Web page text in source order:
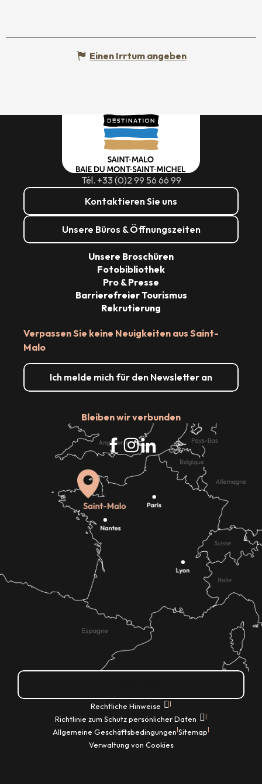
Einen Irrtum angeben
Tél. +33 (0)2 99 56 66 99
Kontaktieren Sie uns
Unsere Büros & Öffnungszeiten
Verpassen Sie keine Neuigkeiten aus Saint-
Malo
Ich melde mich für den Newsletter an
Bleiben wir verbunden
Unsere Broschüren
Fotobibliothek
Pro & Presse
Barrierefreier Tourismus
Rekrutierung
Rechtliche Hinweise |
Richtlinie zum Schutz persönlicher Daten |
Allgemeine Geschäftsbedingungen|Sitemap|
Verwaltung von Cookies